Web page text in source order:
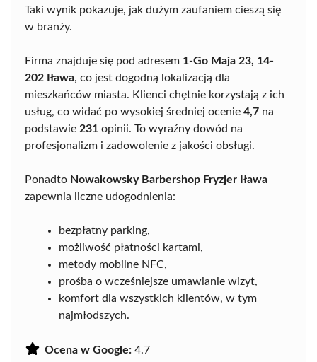
Taki wynik pokazuje, jak dużym zaufaniem cieszą się
w branży.
Firma znajduje się pod adresem 1-Go Maja 23, 14-
202 Iława, co jest dogodną lokalizacją dla
mieszkańców miasta. Klienci chętnie korzystają z ich
usług, co widać po wysokiej średniej ocenie 4,7 na
podstawie 231 opinii. To wyraźny dowód na
profesjonalizm i zadowolenie z jakości obsługi.
Ponadto Nowakowsky Barbershop Fryzjer Iława
zapewnia liczne udogodnienia:
bezpłatny parking,
możliwość płatności kartami,
metody mobilne NFC,
prośba o wcześniejsze umawianie wizyt,
komfort dla wszystkich klientów, w tym
najmłodszych.
Ocena w Google: 4.7